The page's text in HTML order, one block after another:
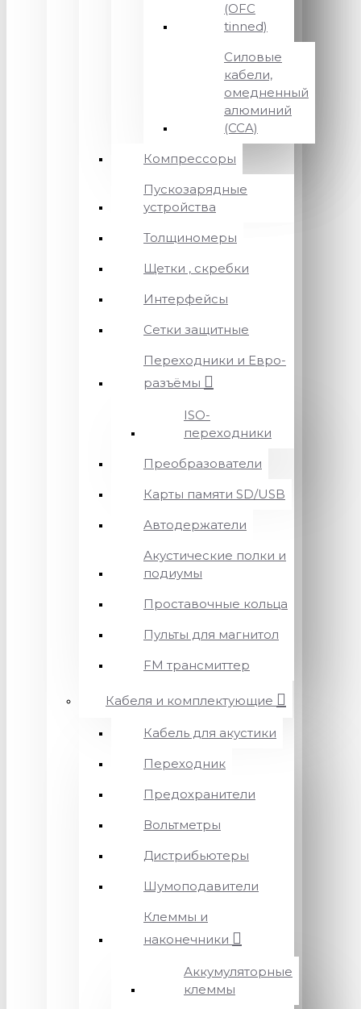
(OFC
tinned)
Силовые
кабели,
омедненный
алюминий
(CCA)
Компрессоры
Пускозарядные
устройства
Толщиномеры
Щетки , скребки
Интерфейсы
Сетки защитные
Переходники и Евро-
разъёмы
ISO-
переходники
Преобразователи
Карты памяти SD/USB
Автодержатели
Акустические полки и
подиумы
Проставочные кольца
Пульты для магнитол
FM трансмиттер
Кабеля и комплектующие
Кабель для акустики
Переходник
Предохранители
Вольтметры
Дистрибьютеры
Шумоподавители
Клеммы и
наконечники
Аккумуляторные
клеммы